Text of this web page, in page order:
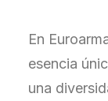
En
esencia
una